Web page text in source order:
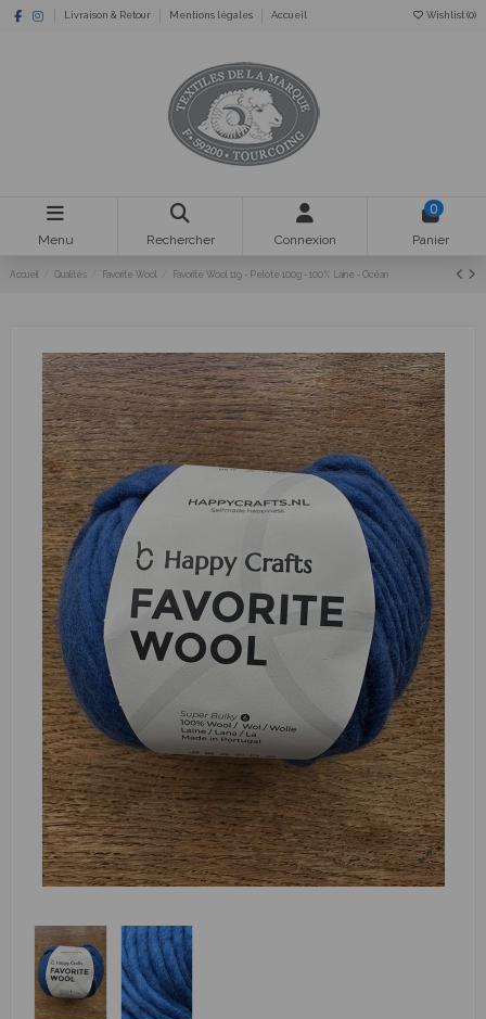
Livraison & Retour Mentions légales Accueil Wishlist (0)
Menu Rechercher Connexion
0
Panier
Accueil Qualités Favorite Wool Favorite Wool 119 - Pelote 100g - 100% Laine - Océan